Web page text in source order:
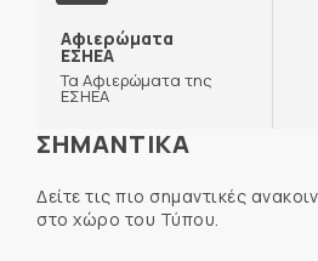
Αφιερώματα
ΕΣΗΕΑ
Τα Αφιερώματα της
ΕΣΗΕΑ
ΣΗΜΑΝΤΙΚΑ
Δείτε τις πιο σημαντικές
στο χώρο του Τύπου.